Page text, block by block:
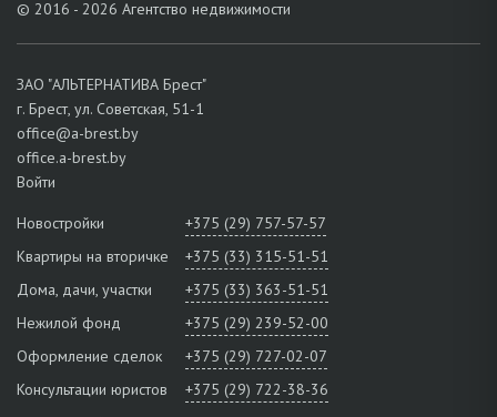
© 2016 - 2026 Агентство недвижимости
ЗАО "АЛЬТЕРНАТИВА Брест"
г. Брест, ул. Советская, 51-1
office@a-brest.by
office.a-brest.by
Войти
Новостройки
+375 (29) 757-57-57
Квартиры на вторичке
+375 (33) 315-51-51
Дома, дачи, участки
+375 (33) 363-51-51
Нежилой фонд
+375 (29) 239-52-00
Оформление сделок
+375 (29) 727-02-07
Консультации юристов
+375 (29) 722-38-36